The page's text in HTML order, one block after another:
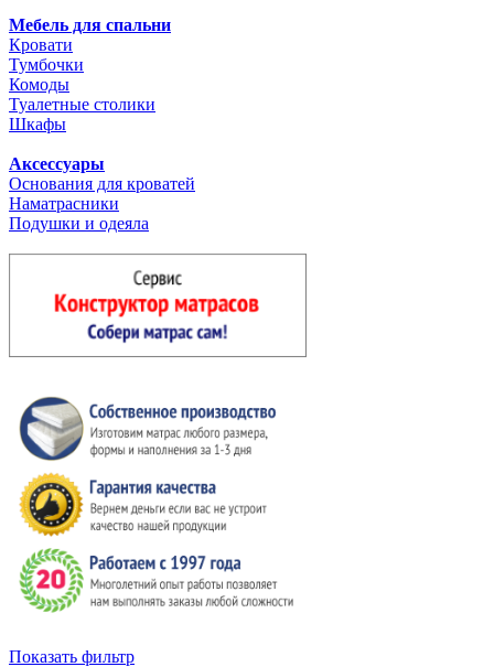
Мебель для спальни
Кровати
Тумбочки
Комоды
Туалетные столики
Шкафы
Аксессуары
Основания для кроватей
Наматрасники
Подушки и одеяла
Показать фильтр